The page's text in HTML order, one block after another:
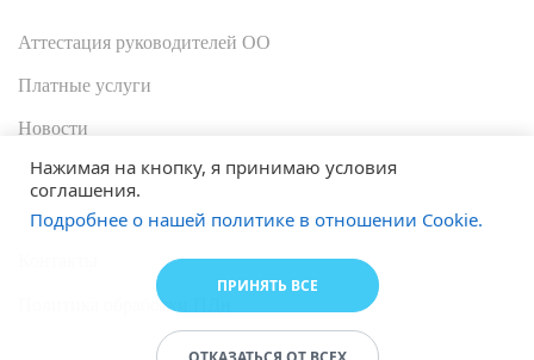
Нажимая на кнопку, я принимаю условия
соглашения.
Подробнее о нашей политике в отношении Cookie.
ПРИНЯТЬ ВСЕ
Аттестация руководителей ОО
Платные услуги
Новости
Политика обработки ПДн